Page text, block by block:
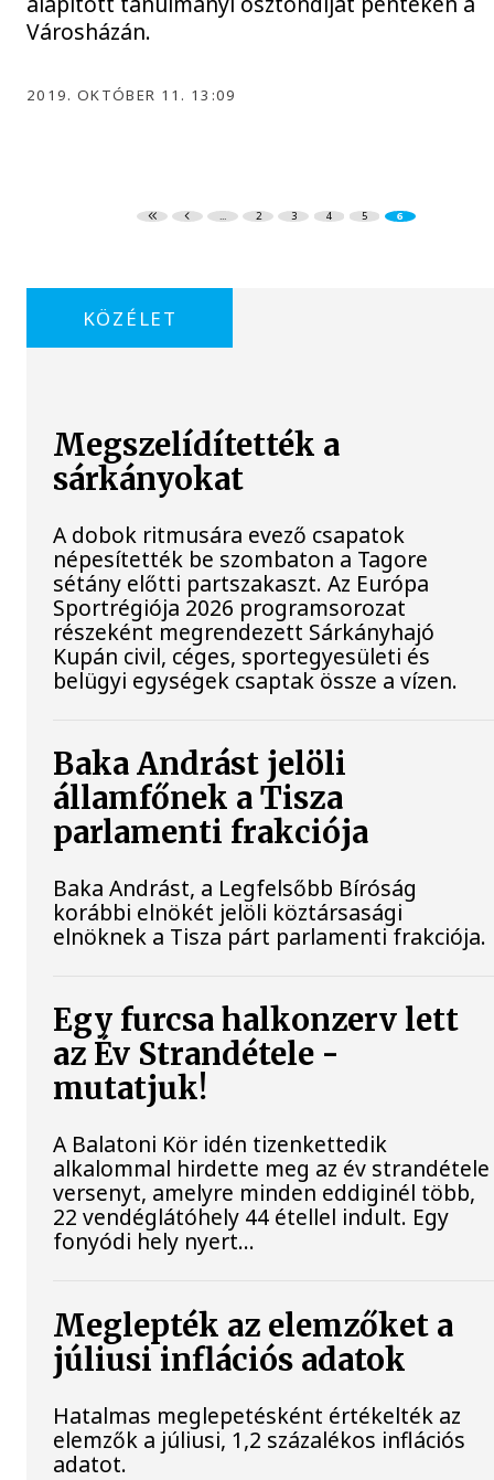
Városházán.
2019. OKTÓBER 11. 13:09
... 2 3 4 5 6
KÖZÉLET
Megszelídítették a
sárkányokat
A dobok ritmusára evező csapatok
népesítették be szombaton a Tagore
sétány előtti partszakaszt. Az Európa
Sportrégiója 2026 programsorozat
részeként megrendezett Sárkányhajó
Kupán civil, céges, sportegyesületi és
belügyi egységek csaptak össze a vízen.
Baka Andrást jelöli
államfőnek a Tisza
parlamenti frakciója
Baka Andrást, a Legfelsőbb Bíróság
korábbi elnökét jelöli köztársasági
elnöknek a Tisza párt parlamenti frakciója.
Egy furcsa halkonzerv lett
az Év Strandétele -
mutatjuk!
A Balatoni Kör idén tizenkettedik
alkalommal hirdette meg az év strandétele
versenyt, amelyre minden eddiginél több,
22 vendéglátóhely 44 étellel indult. Egy
fonyódi hely nyert...
Meglepték az elemzőket a
júliusi inflációs adatok
Hatalmas meglepetésként értékelték az
elemzők a júliusi, 1,2 százalékos inflációs
adatot.